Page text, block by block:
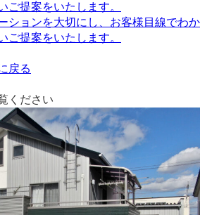
ご提案をいたします。
ションを大切にし、お客様目線でわか
ご提案をいたします。
戻る
ください